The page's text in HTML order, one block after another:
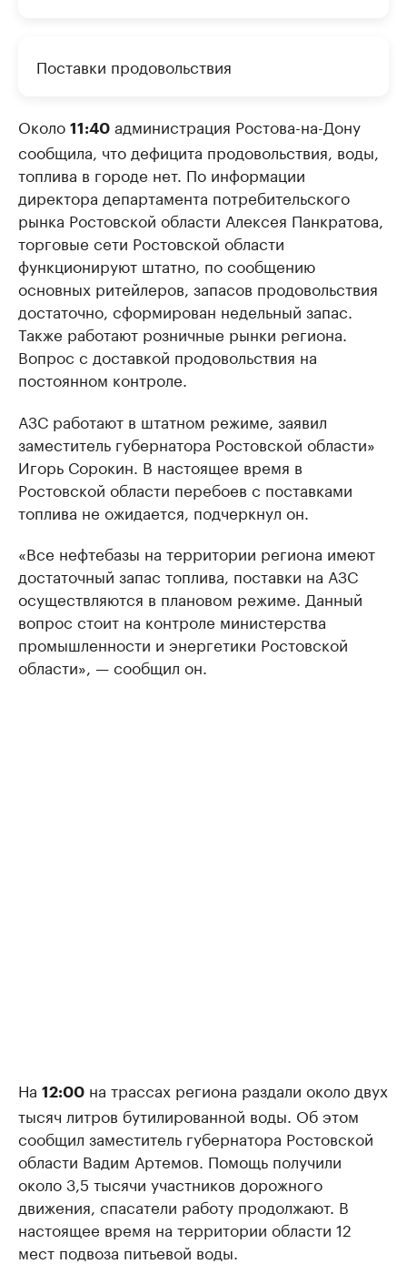
Поставки продовольствия
Около 11:40 администрация Ростова-на-Дону
сообщила, что дефицита продовольствия, воды,
топлива в городе нет. По информации
директора департамента потребительского
рынка Ростовской области Алексея Панкратова,
торговые сети Ростовской области
функционируют штатно, по сообщению
основных ритейлеров, запасов продовольствия
достаточно, сформирован недельный запас.
Также работают розничные рынки региона.
Вопрос с доставкой продовольствия на
постоянном контроле.
АЗС работают в штатном режиме, заявил
заместитель губернатора Ростовской области»
Игорь Сорокин. В настоящее время в
Ростовской области перебоев с поставками
топлива не ожидается, подчеркнул он.
«Все нефтебазы на территории региона имеют
достаточный запас топлива, поставки на АЗС
осуществляются в плановом режиме. Данный
вопрос стоит на контроле министерства
промышленности и энергетики Ростовской
области», — сообщил он.
На 12:00 на трассах региона раздали около двух
тысяч литров бутилированной воды. Об этом
сообщил заместитель губернатора Ростовской
области Вадим Артемов. Помощь получили
около 3,5 тысячи участников дорожного
движения, спасатели работу продолжают. В
настоящее время на территории области 12
мест подвоза питьевой воды.